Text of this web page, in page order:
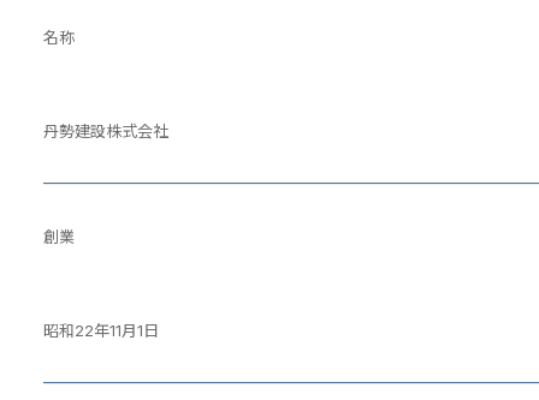
名称
丹勢建設株式会社
創業
昭和22年11月1日